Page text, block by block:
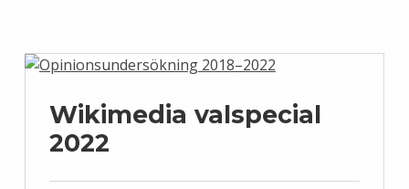
Wikimedia valspecial
2022